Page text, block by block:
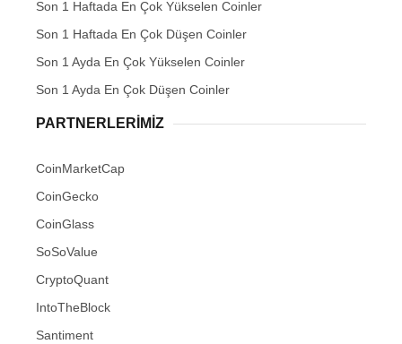
Son 1 Haftada En Çok Yükselen Coinler
Son 1 Haftada En Çok Düşen Coinler
Son 1 Ayda En Çok Yükselen Coinler
Son 1 Ayda En Çok Düşen Coinler
PARTNERLERIMIZ
CoinMarketCap
CoinGecko
CoinGlass
SoSoValue
CryptoQuant
IntoTheBlock
Santiment